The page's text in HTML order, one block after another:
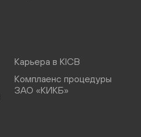
Карьера в KICB
Комплаенс процедуры
ЗАО «КИКБ»